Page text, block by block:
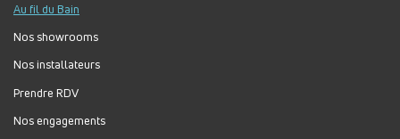
Au fil du Bain
Nos showrooms
Nos installateurs
Prendre RDV
Nos engagements